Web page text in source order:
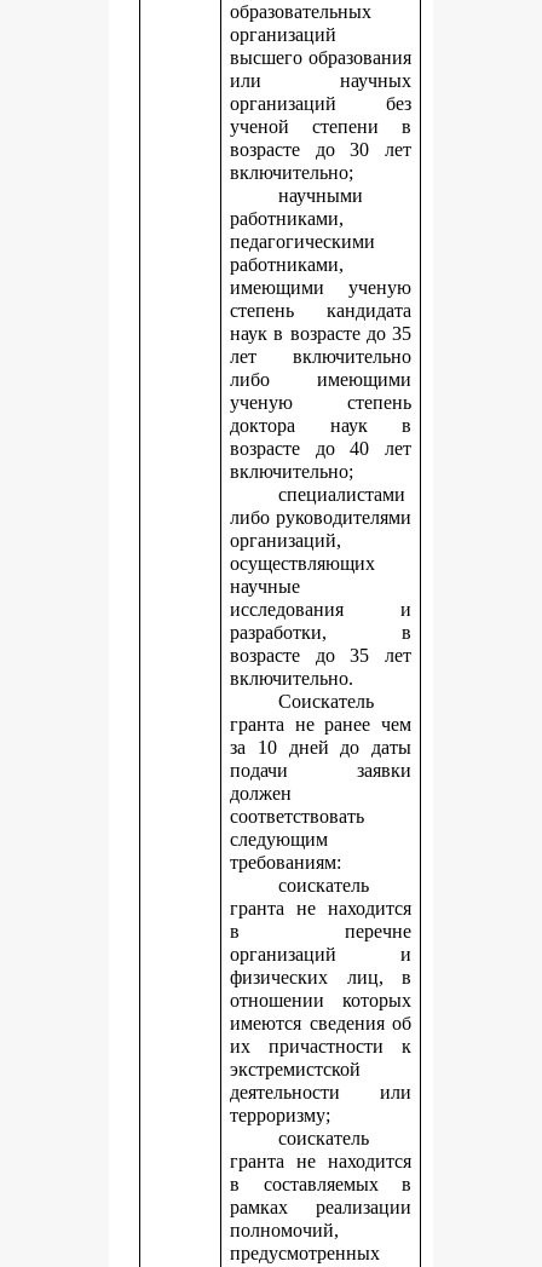
образовательных
организаций
высшего образования
или научных
организаций без
ученой степени в
возрасте до 30 лет
включительно;
научными
работниками,
педагогическими
работниками,
имеющими ученую
степень кандидата
наук в возрасте до 35
лет включительно
либо имеющими
ученую степень
доктора наук в
возрасте до 40 лет
включительно;
специалистами
либо руководителями
организаций,
осуществляющих
научные
исследования и
разработки, в
возрасте до 35 лет
включительно.
Соискатель
гранта не ранее чем
за 10 дней до даты
подачи заявки
должен
соответствовать
следующим
требованиям:
соискатель
гранта не находится
в перечне
организаций и
физических лиц, в
отношении которых
имеются сведения об
их причастности к
экстремистской
деятельности или
терроризму;
соискатель
гранта не находится
в составляемых в
рамках реализации
полномочий,
предусмотренных